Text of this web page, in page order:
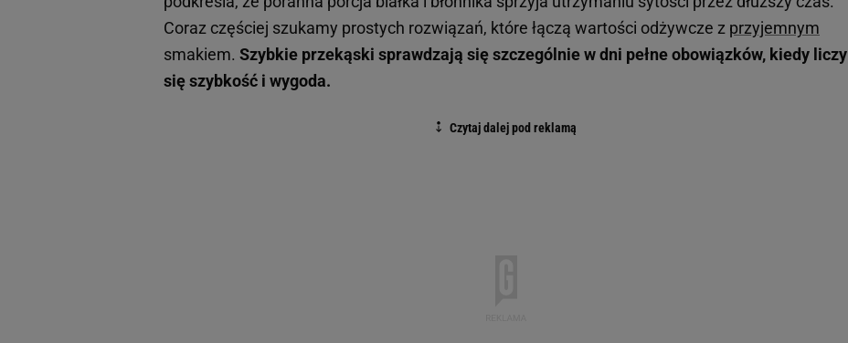
Coraz częściej szukamy prostych rozwiązań, które łączą wartości odżywcze z przyjemnym
smakiem. Szybkie przekąski sprawdzają się szczególnie w dni pełne obowiązków, kiedy liczy
się szybkość i wygoda.